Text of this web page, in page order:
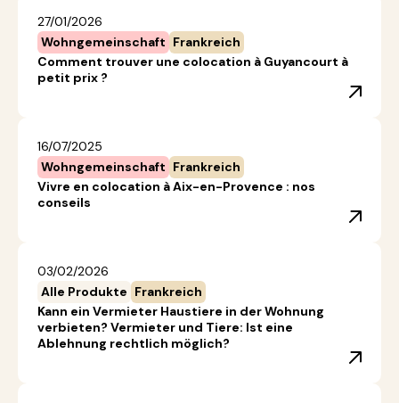
27/01/2026
Wohngemeinschaft Frankreich
Comment trouver une colocation à Guyancourt à
petit prix ?
16/07/2025
Wohngemeinschaft Frankreich
Vivre en colocation à Aix-en-Provence : nos
conseils
03/02/2026
Alle Produkte Frankreich
Kann ein Vermieter Haustiere in der Wohnung
verbieten? Vermieter und Tiere: Ist eine
Ablehnung rechtlich möglich?